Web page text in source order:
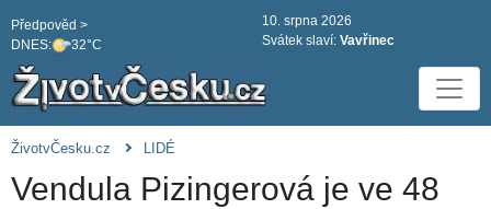
DNES: 32°C
Předpověd >
10. srpna 2026
Svátek slaví: Vavřinec
ŽivotvČesku.cz LIDÉ
Vendula Pizingerová je ve 48